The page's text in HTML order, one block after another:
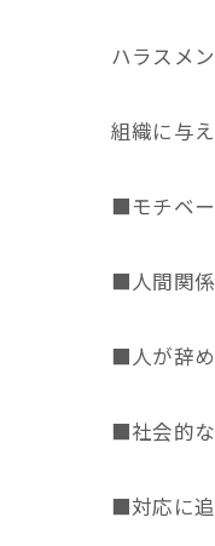
ハラスメ
組織に与
■モチベー
■人間関係
■人が辞め
■社会的な
■対応に追